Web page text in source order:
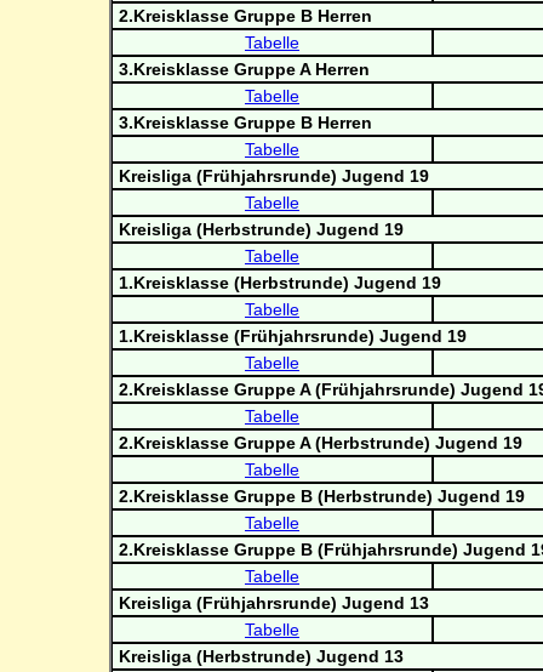
2.Kreisklasse Gruppe B Herren
Tabelle
3.Kreisklasse Gruppe A Herren
Tabelle
3.Kreisklasse Gruppe B Herren
Tabelle
Kreisliga (Frühjahrsrunde) Jugend 19
Tabelle
Kreisliga (Herbstrunde) Jugend 19
Tabelle
1.Kreisklasse (Herbstrunde) Jugend 19
Tabelle
1.Kreisklasse (Frühjahrsrunde) Jugend 19
Tabelle
2.Kreisklasse Gruppe A (Frühjahrsrunde) Jugend
Tabelle
2.Kreisklasse Gruppe A (Herbstrunde) Jugend 19
Tabelle
2.Kreisklasse Gruppe B (Herbstrunde) Jugend 19
Tabelle
2.Kreisklasse Gruppe B (Frühjahrsrunde) Jugend
Tabelle
Kreisliga (Frühjahrsrunde) Jugend 13
Tabelle
Kreisliga (Herbstrunde) Jugend 13